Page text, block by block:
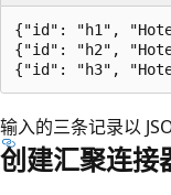
{"id": "h1",
{"id": "h2",
输入的三条记录以
创建汇聚连接